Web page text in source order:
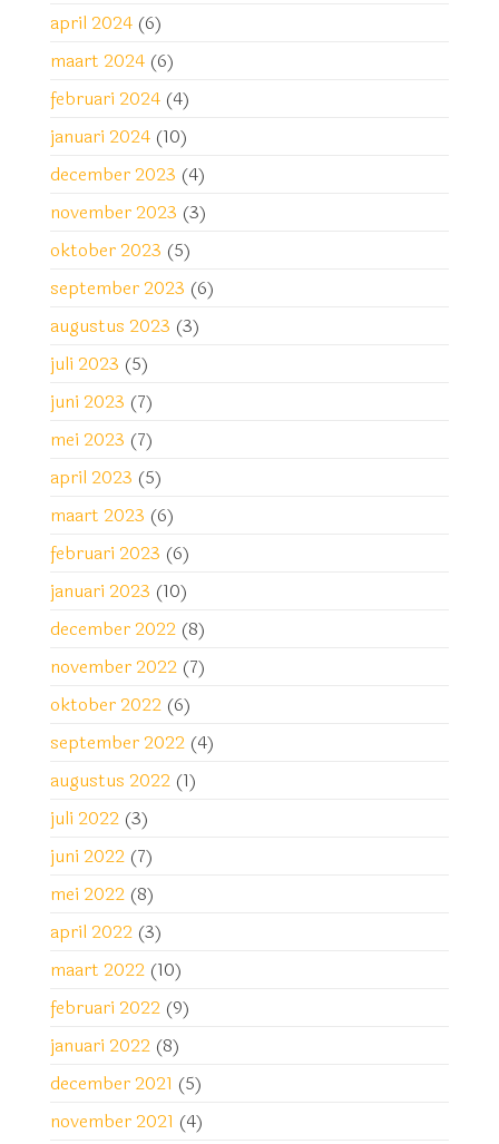
april 2024 (6)
maart 2024 (6)
februari 2024 (4)
januari 2024 (10)
december 2023 (4)
november 2023 (3)
oktober 2023 (5)
september 2023 (6)
augustus 2023 (3)
juli 2023 (5)
juni 2023 (7)
mei 2023 (7)
april 2023 (5)
maart 2023 (6)
februari 2023 (6)
januari 2023 (10)
december 2022 (8)
november 2022 (7)
oktober 2022 (6)
september 2022 (4)
augustus 2022 (1)
juli 2022 (3)
juni 2022 (7)
mei 2022 (8)
april 2022 (3)
maart 2022 (10)
februari 2022 (9)
januari 2022 (8)
december 2021 (5)
november 2021 (4)